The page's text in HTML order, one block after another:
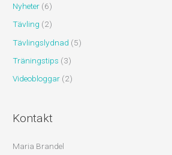
Nyheter (6)
Tävling (2)
Tävlingslydnad (5)
Träningstips (3)
Videobloggar (2)
Kontakt
Maria Brandel